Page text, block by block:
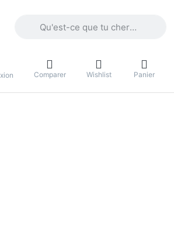
Comparer Wishlist Panier